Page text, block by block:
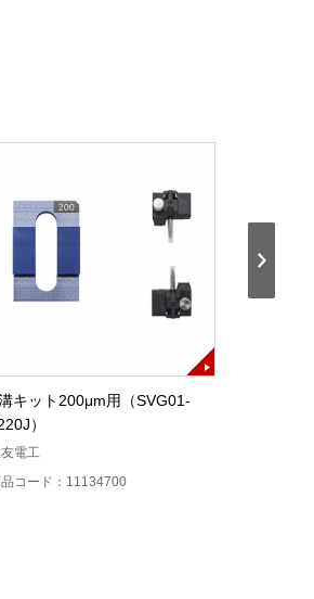
キット200μm用（SVG01-
）
電工
コード：11134700